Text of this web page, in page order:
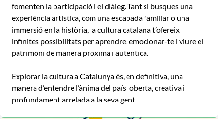
fomenten la participació i el diàleg. Tant si busques una
experiència artística, com una escapada familiar o una
immersió en la història, la cultura catalana t’ofereix
infinites possibilitats per aprendre, emocionar-te i viure el
patrimoni de manera pròxima i autèntica.
Explorar la cultura a Catalunya és, en definitiva, una
manera d’entendre l’ànima del país: oberta, creativa i
profundament arrelada a la seva gent.